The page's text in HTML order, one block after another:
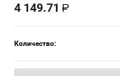
4 149.71
Количество: